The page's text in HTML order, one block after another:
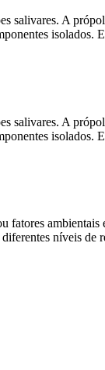
salivares. A
salivares. A
fatores
níveis